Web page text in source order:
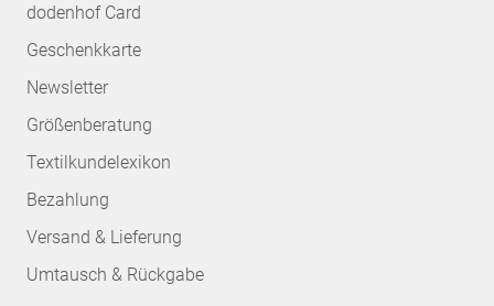
dodenhof Card
Geschenkkarte
Newsletter
Größenberatung
Textilkundelexikon
Bezahlung
Versand & Lieferung
Umtausch & Rückgabe